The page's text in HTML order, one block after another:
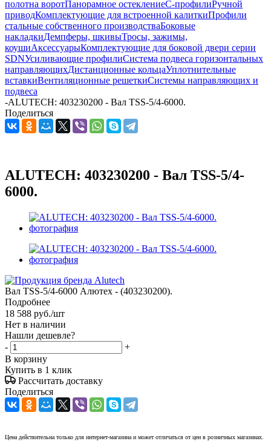
полотна воротПанорамное остеклениеС-профилиРучной
приводКомплектующие для встроенной калиткиПрофили
стальные собственного производстваБоковые
накладкиДемпферы, шкивыТросы, зажимы,
коушиАксессуарыКомплектующие для боковой двери серии
SDNУсиливающие профилиСистема подвеса горизонтальных
направляющихДистанционные кольцаУплотнительные
вставкиВентиляционные решеткиСистемы направляющих и
подвеса
-ALUTECH: 403230200 - Вал TSS-5/4-6000.
Поделиться
ALUTECH: 403230200 - Вал TSS-5/4-
6000.
Вал TSS-5/4-6000 Алютех - (403230200).
Подробнее
18 588 руб./шт
Нет в наличии
Нашли дешевле?
-
+
В корзину
Купить в 1 клик
Рассчитать доставку
Поделиться
Цена действительна только для интернет-магазина и может отличаться от цен в розничных магазинах.